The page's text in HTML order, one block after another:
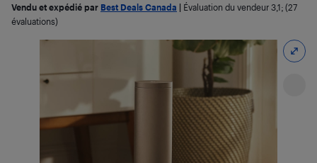
Vendu et expédié par Best Deals Canada Évaluation du vendeur 3,1; (27
évaluations)